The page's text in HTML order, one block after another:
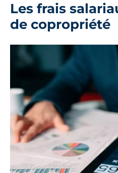
Les frais
de copropriété